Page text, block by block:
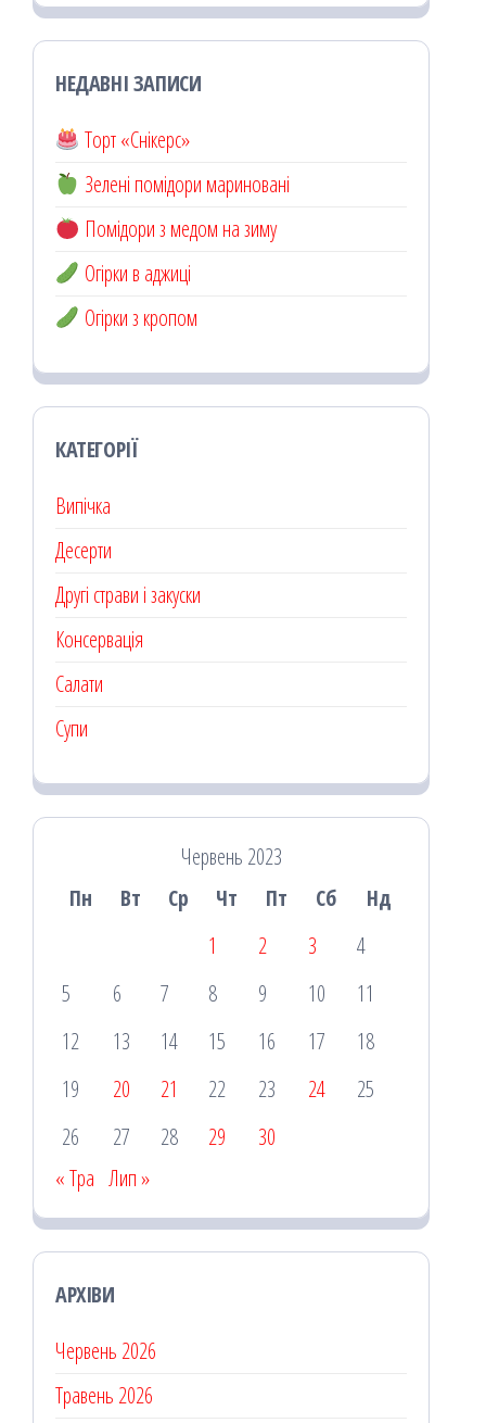
НЕДАВНІ ЗАПИСИ
Торт «Снікерс»
Зелені помідори мариновані
Помідори з медом на зиму
Огірки в аджиці
Огірки з кропом
КАТЕГОРІЇ
Випічка
Десерти
Другі страви і закуски
Консервація
Салати
Супи
Червень 2023
Пн
Вт Ср Чт Пт Сб
Нд
1
2 3
4
5
6 7 8 9 10
11
12
13 14 15 16 17
18
19
20 21 22 23 24
25
26
27 28 29
30
« Тра Лип »
АРХІВИ
Червень 2026
Травень 2026